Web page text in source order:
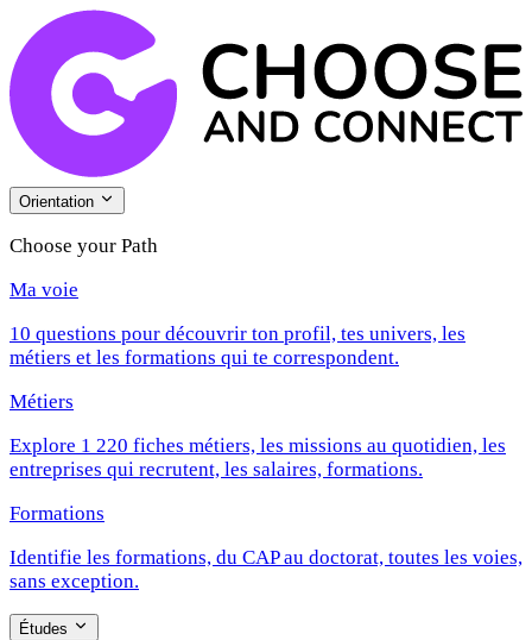
Orientation
Choose your Path
Ma voie
10 questions pour découvrir ton profil, tes univers, les
métiers et les formations qui te correspondent.
Métiers
Explore 1 220 fiches métiers, les missions au quotidien, les
entreprises qui recrutent, les salaires, formations.
Formations
Identifie les formations, du CAP au doctorat, toutes les voies,
sans exception.
Études